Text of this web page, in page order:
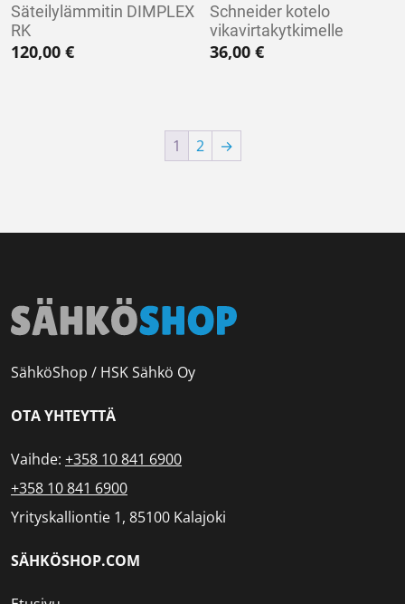
Säteilylämmitin DIMPLEX
RK
120,00 €
Schneider kotelo
vikavirtakytkimelle
36,00€
1 2 →
SähköShop / HSK Sähkö Oy
OTA YHTEYTTÄ
Vaihde: +358 10 841 6900
+358 10 841 6900
Yrityskalliontie 1, 85100 Kalajoki
SÄHKÖSHOP.COM